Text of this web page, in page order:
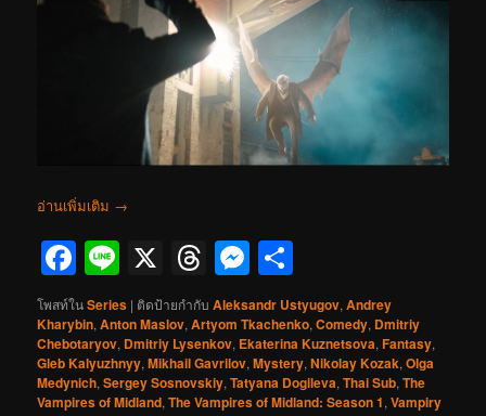
อ่านเพิ่มเติม →
Facebook
Line
X Threads
Messenger
โพสท์ในSeries | ติดป้ายกำกับ Aleksandr Ustyugov,Andrey
Kharybin,Anton Maslov,Artyom Tkachenko,Comedy, Dmitriy
Chebotaryov, Dmitriy Lysenkov, Ekaterina Kuznetsova,Fantasy,
Gleb Kalyuzhnyy,Mikhail Gavrilov,Mystery,Nikolay Kozak,Olga
Medynich,Sergey Sosnovskiy,Tatyana Dogileva,Thai Sub,The
Vampires of Midland,The Vampires of Midland: Season 1,Vampiry